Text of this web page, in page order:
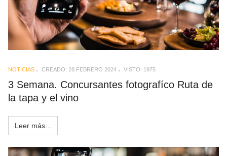
NOTICIAS CREADO: 28 FEBRERO 2024 VISTO: 1975
3 Semana. Concursantes fotografíco Ruta de
la tapa y el vino
Leer más...